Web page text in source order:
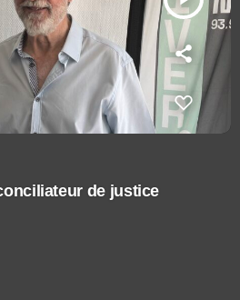
de justice